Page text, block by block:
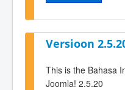
Versioon
This is the Bahasa
Joomla! 2.5.20